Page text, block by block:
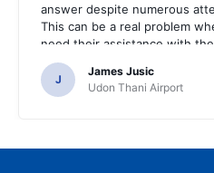
answer despite numerous
This can be a real problem
need their assistance with
services or car.
J
James Jusic
Udon Thani Airport